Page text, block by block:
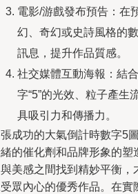
電影/游戲發布預告：在
幻、奇幻或史詩風格的
訊息，提升作品質感。
社交媒體互動海報：結
字“5”的光效、粒子產生
具吸引力和傳播力。
成功的大氣倒計時數字5
的催化劑和品牌形象的
美感之間找到精妙平衡
眾內心的優秀作品。在